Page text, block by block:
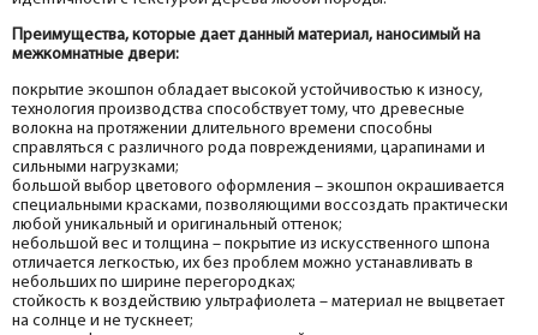
Преимущества, которые дает данный материал, наносимый на
межкомнатные двери:
покрытие экошпон обладает высокой устойчивостью к износу,
технология производства способствует тому, что древесные
волокна на протяжении длительного времени способны
справляться с различного рода повреждениями, царапинами и
сильными нагрузками;
большой выбор цветового оформления – экошпон окрашивается
специальными красками, позволяющими воссоздать практически
любой уникальный и оригинальный оттенок;
небольшой вес и толщина – покрытие из искусственного шпона
отличается легкостью, их без проблем можно устанавливать в
небольших по ширине перегородках;
стойкость к воздействию ультрафиолета – материал не выцветает
на солнце и не тускнеет;